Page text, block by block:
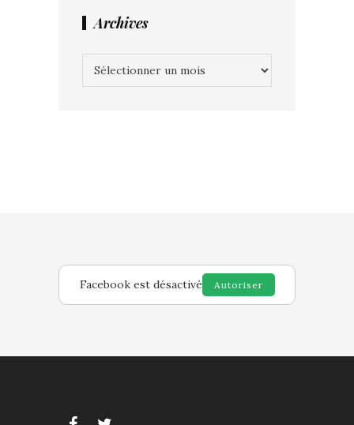
Archives
Facebook est désactivé Autoriser